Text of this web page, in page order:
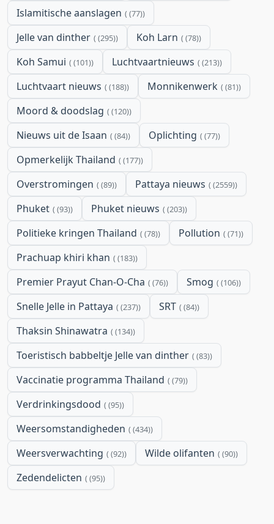
Islamitische aanslagen (77)
Jelle van dinther (295) Koh Larn (78)
Koh Samui (101) Luchtvaartnieuws (213)
Luchtvaart nieuws (188) Monnikenwerk (81)
Moord & doodslag (120)
Nieuws uit de Isaan (84) Oplichting (77)
Opmerkelijk Thailand (177)
Overstromingen (89) Pattaya nieuws (2559)
Phuket (93) Phuket nieuws (203)
Politieke kringen Thailand (78) Pollution (71)
Prachuap khiri khan (183)
Premier Prayut Chan-O-Cha (76) Smog (106)
Snelle Jelle in Pattaya (237) SRT (84)
Thaksin Shinawatra (134)
Toeristisch babbeltje Jelle van dinther (83)
Vaccinatie programma Thailand (79)
Verdrinkingsdood (95)
Weersomstandigheden (434)
Weersverwachting (92) Wilde olifanten (90)
Zedendelicten (95)